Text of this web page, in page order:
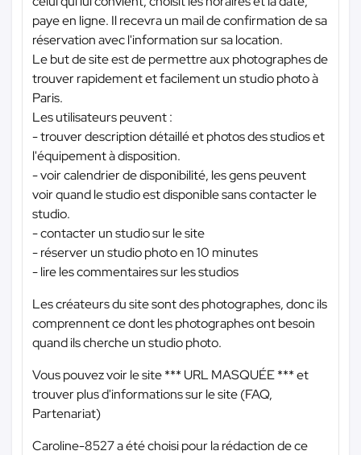
paye en ligne. Il recevra un mail de confirmation de sa
réservation avec l'information sur sa location.
Le but de site est de permettre aux photographes de
trouver rapidement et facilement un studio photo à
Paris.
Les utilisateurs peuvent :
- trouver description détaillé et photos des studios et
l'équipement à disposition.
- voir calendrier de disponibilité, les gens peuvent
voir quand le studio est disponible sans contacter le
studio.
- contacter un studio sur le site
- réserver un studio photo en 10 minutes
- lire les commentaires sur les studios
Les créateurs du site sont des photographes, donc ils
comprennent ce dont les photographes ont besoin
quand ils cherche un studio photo.
Vous pouvez voir le site*** URL MASQUÉE ***et
trouver plus d'informations sur le site (FAQ,
Partenariat)
Caroline-8527 a été choisi pour la rédaction de ce